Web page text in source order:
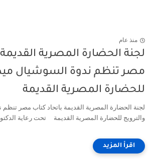
منذ عام
لجنة الحضارة المصرية القديمة
مصر تنظم ندوة السوشيال
للحضارة المصرية القديمة
لجنة الحضارة المصرية القديمة باتحاد كتاب مصر تنظم
والترويج للحضارة المصرية القديمة تحت رعاية